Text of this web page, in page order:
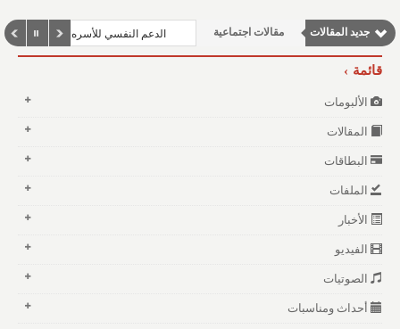
جديد المقالات مقالات اجتماعية
مقالات علمية
الدعم النفسي للأسره
قائمة
الألبومات
المقالات
البطاقات
الملفات
الأخبار
الفيديو
الصوتيات
أحداث ومناسبات